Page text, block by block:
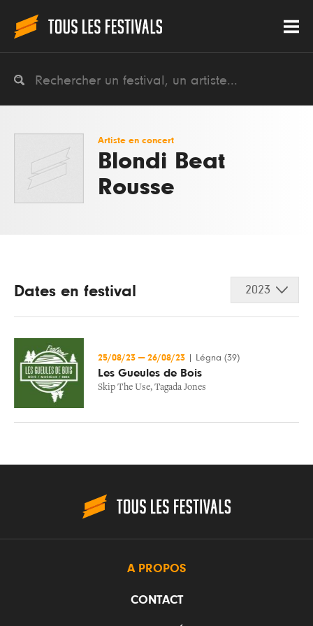
Artiste en concert
Blondi Beat
Rousse
Dates en festival 2023
25/08/23 — 26/08/23 Légna (39)
Les Gueules de Bois
Skip The Use, Tagada Jones
A PROPOS
CONTACT